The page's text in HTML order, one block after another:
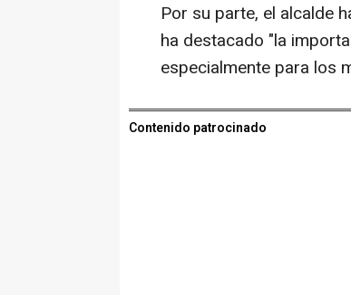
Por su parte, el alcalde
ha destacado "la
especialmente para los
Contenido patrocinado